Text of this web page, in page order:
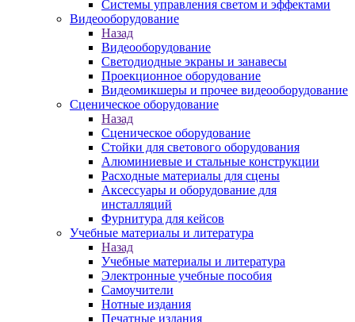
Системы управления светом и эффектами
Видеооборудование
Назад
Видеооборудование
Светодиодные экраны и занавесы
Проекционное оборудование
Видеомикшеры и прочее видеооборудование
Сценическое оборудование
Назад
Сценическое оборудование
Стойки для светового оборудования
Алюминиевые и стальные конструкции
Расходные материалы для сцены
Аксессуары и оборудование для
инсталляций
Фурнитура для кейсов
Учебные материалы и литература
Назад
Учебные материалы и литература
Электронные учебные пособия
Самоучители
Нотные издания
Печатные издания